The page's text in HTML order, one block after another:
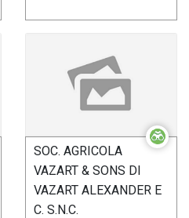
SOC. AGRICOLA
VAZART & SONS DI
VAZART ALEXANDER E
C. S.N.C.